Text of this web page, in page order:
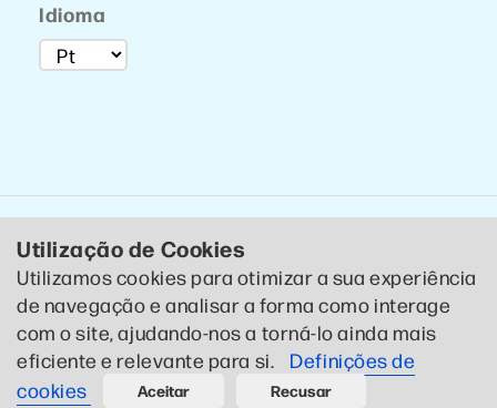
Idioma
© 2020 CTCP . Todos os direitos reservados . Política de
Privacidade
Designed by CTCP Criativo
Utilização de Cookies
Utilizamos cookies para otimizar a sua experiência
de navegação e analisar a forma como interage
com o site, ajudando-nos a torná-lo ainda mais
eficiente e relevante para si. Definições de
cookies